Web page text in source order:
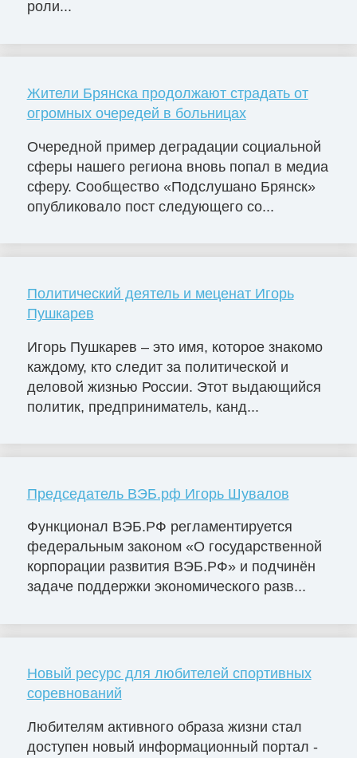
роли...
Жители Брянска продолжают страдать от
огромных очередей в больницах
Очередной пример деградации социальной
сферы нашего региона вновь попал в медиа
сферу. Сообщество «Подслушано Брянск»
опубликовало пост следующего со...
Политический деятель и меценат Игорь
Пушкарев
Игорь Пушкарев – это имя, которое знакомо
каждому, кто следит за политической и
деловой жизнью России. Этот выдающийся
политик, предприниматель, канд...
Председатель ВЭБ.рф Игорь Шувалов
Функционал ВЭБ.РФ регламентируется
федеральным законом «О государственной
корпорации развития ВЭБ.РФ» и подчинён
задаче поддержки экономического разв...
Новый ресурс для любителей спортивных
соревнований
Любителям активного образа жизни стал
доступен новый информационный портал -